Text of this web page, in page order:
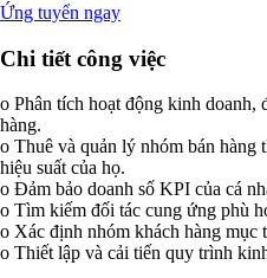
Ứng tuyển ngay
Chi tiết công việc
o Phân tích hoạt động kinh doanh,
hàng.
o Thuê và quản lý nhóm bán hàng
hiệu suất của họ.
o Đảm bảo doanh số KPI của cá
o Tìm kiếm đối tác cung ứng phù
o Xác định nhóm khách hàng mục
o Thiết lập và cải tiến quy trình